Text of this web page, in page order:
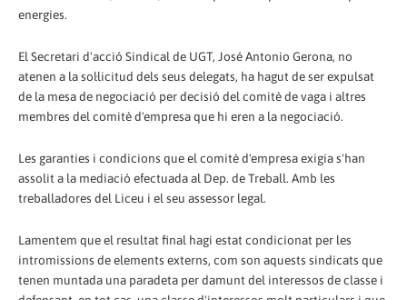
energies.
El Secretari d'acció Sindical de UGT, José Antonio Gerona, no
atenen a la sol·licitud dels seus delegats, ha hagut de ser expulsat
de la mesa de negociació per decisió del comitè de vaga i altres
membres del comitè d'empresa que hi eren a la negociació.
Les garanties i condicions que el comitè d'empresa exigia s'han
assolit a la mediació efectuada al Dep. de Treball. Amb les
treballadores del Liceu i el seu assessor legal.
Lamentem que el resultat final hagi estat condicionat per les
intromissions de elements externs, com son aquests sindicats que
tenen muntada una paradeta per damunt del interessos de classe i